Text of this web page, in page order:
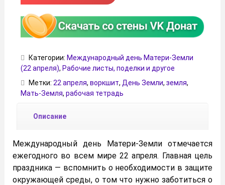
Категории: Международный день Матери-Земли
(22 апреля), Рабочие листы, поделки и другое
Метки: 22 апреля, воркшит, День Земли, земля,
Мать-Земля, рабочая тетрадь
Описание
Международный день Матери-Земли отмечается
ежегодного во всем мире 22 апреля. Главная цель
праздника — вспомнить о необходимости в защите
окружающей среды, о том что нужно заботиться о